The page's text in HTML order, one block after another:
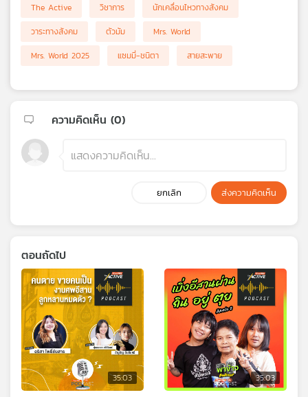
The Active
วิชาการ
นักเคลื่อนไหวทางสังคม
วาระทางสังคม
ตัวมัม
Mrs. World
Mrs. World 2025
แซมมี่-ชนิตา สายสะพาย
ความคิดเห็น (0)
ยกเลิก ส่งความคิดเห็น
ตอนถัดไป
35:03 35:03